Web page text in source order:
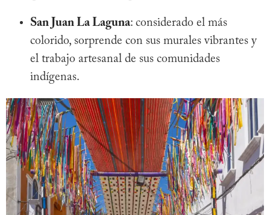
San Juan La Laguna: considerado el más
colorido, sorprende con sus murales vibrantes y
el trabajo artesanal de sus comunidades
indígenas.